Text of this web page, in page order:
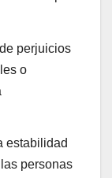
perjuicios
o
estabilidad
personas